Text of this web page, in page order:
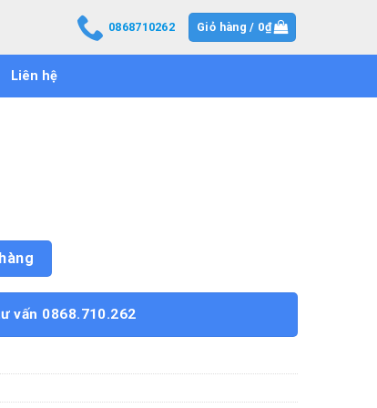
0868710262 Giỏ hàng / 0₫
Liên hệ
vấn 0868.710.262